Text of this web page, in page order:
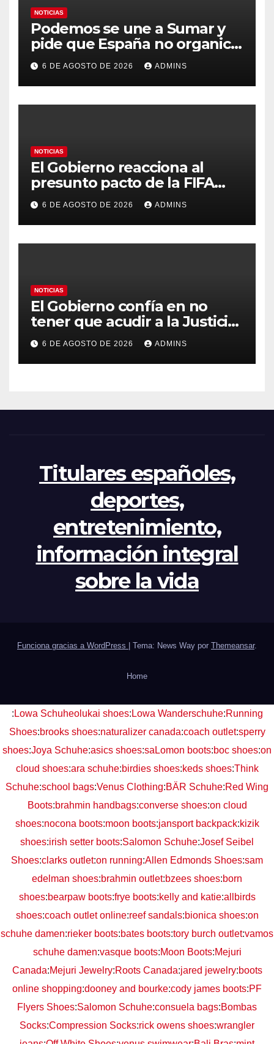
NOTICIAS
Podemos se une a Sumar y
pide que España no organice
el Mundial 2030 con
Marruecos por «atentar
contra la soberanía nacional»
6 DE AGOSTO DE 2026 ADMINS
NOTICIAS
El Gobierno reacciona al
presunto pacto de la FIFA
con Marruecos para acoger la
final del Mundial 2030:
«Tiene que ser en España»
6 DE AGOSTO DE 2026 ADMINS
NOTICIAS
El Gobierno confía en no
tener que acudir a la Justicia
por el reparto de menores
mientras el PP pide la
apertura del Congreso por la
6 DE AGOSTO DE 2026 ADMINS
Titulares españoles,
deportes,
entretenimiento,
información integral
sobre la vida
Funciona gracias a WordPress Tema: News Way por Themeansar.
Home
: Lowa Schuheolukai shoes: Lowa Wanderschuhe:Running
Shoes:brooks shoes:naturalizer canada:coach outlet:sperry
shoes:Joya Schuhe:asics shoes:saLomon boots:boc shoes:on
cloud shoes:ara schuhe:birdies shoes:keds shoes:Think
Schuhe:school bags:Venus Clothing:BÄR Schuhe:Red Wing
Boots:brahmin handbags:converse shoes:on cloud
shoes:nocona boots:moon boots:jansport backpack:kizik
shoes:irish setter boots:Salomon Schuhe:Josef Seibel
Shoes:clarks outlet:on running:Allen Edmonds Shoes:sam
edelman shoes:brahmin outlet:bzees shoes:born
shoes:bearpaw boots:frye boots:kelly and katie:allbirds
shoes:coach outlet online:reef sandals:bionica shoes:on
schuhe damen:rieker boots:bates boots:tory burch outlet:vamos
schuhe damen:vasque boots:Moon Boots:Mejuri
Canada:Mejuri Jewelry:Roots Canada:jared jewelry:boots
online shopping:dooney and bourke:cody james boots:PF
Flyers Shoes:Salomon Schuhe:consuela bags:Bombas
Socks:Compression Socks:rick owens shoes:wrangler